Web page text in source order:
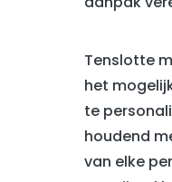
Tenslotte
het
te
houdend
van elke